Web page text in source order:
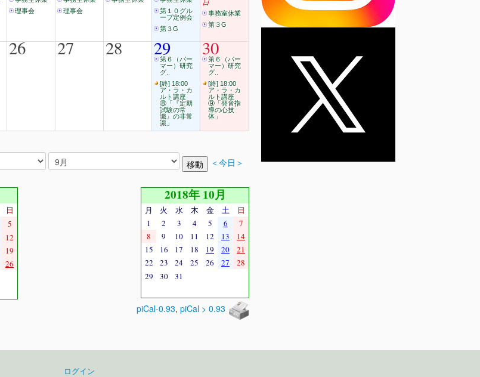
理事会
理事会
第１０グル
ープ定例会
第３G
事務室休業
第３G
26 27 28 29
第６（パー
マー）研究
グ..
[終] 18:00
ア・ラ・カ
ルト講座
⑧「『定期
試験の常
識』の非常
識」
30
第６（パー
マー）研究
グ..
[終] 18:00
ア・ラ・カ
ルト講座
⑨「発音指
導の心技
体」
＜今日＞
日
5
12
19
26
2018年 10月
月 火 水 木 金 土
日
1
2 3 4 5 6
7
8
9 10 11 12 13
14
15
16 17 18 19 20
21
22
23 24 25 26 27
28
29
30 31
piCal-0.93, piCal > 0.93
ログイン